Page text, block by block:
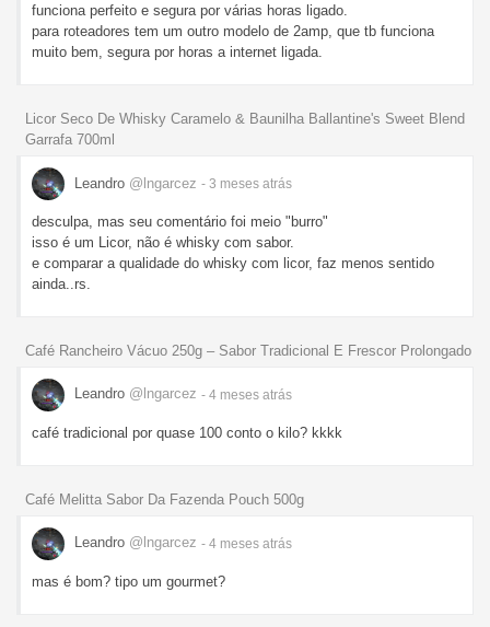
funciona perfeito e segura por várias horas ligado.
para roteadores tem um outro modelo de 2amp, que tb funciona
muito bem, segura por horas a internet ligada.
Licor Seco De Whisky Caramelo & Baunilha Ballantine's Sweet Blend
Garrafa 700ml
Leandro @lngarcez - 3 meses atrás
desculpa, mas seu comentário foi meio "burro"
isso é um Licor, não é whisky com sabor.
e comparar a qualidade do whisky com licor, faz menos sentido
ainda..rs.
Café Rancheiro Vácuo 250g – Sabor Tradicional E Frescor Prolongado
Leandro @lngarcez - 4 meses atrás
café tradicional por quase 100 conto o kilo? kkkk
Café Melitta Sabor Da Fazenda Pouch 500g
Leandro @lngarcez - 4 meses atrás
mas é bom? tipo um gourmet?